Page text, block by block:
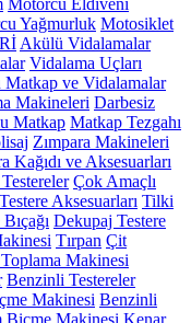
Motorcu Eldiveni
Yağmurluk Motosiklet
Akülü Vidalamalar
Vidalama Uçları
ve Vidalamalar
Makineleri Darbesiz
Matkap Matkap Tezgahı
Zımpara Makineleri
Kağıdı ve Aksesuarları
Çok Amaçlı
Testere Aksesuarları Tilki
Dekupaj Testere
Tırpan Çit
Makinesi
Benzinli Testereler
Makinesi Benzinli
Makinesi Kenar